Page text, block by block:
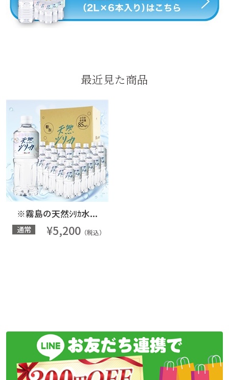
最近見た商品
※霧島の天然ｼﾘｶ水...
通常 ¥5,200 （税込）